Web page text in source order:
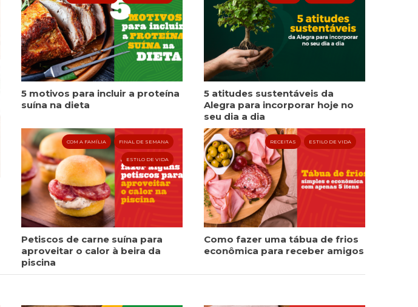
5 motivos para incluir a proteína
suína na dieta
5 atitudes sustentáveis da
Alegra para incorporar hoje no
seu dia a dia
COM A FAMÍLIA FINAL DE SEMANA
ESTILO DE VIDA
Petiscos de carne suína para
aproveitar o calor à beira da
piscina
RECEITAS ESTILO DE VIDA
Como fazer uma tábua de frios
econômica para receber amigos
Cookies
Necessários
Estes cookies
opcionais. Eles
são necessários
para o
funcionamento
do site.
Eu aceito os
Cookies de
Para que
possamos
melhorar a
funcionalidade e